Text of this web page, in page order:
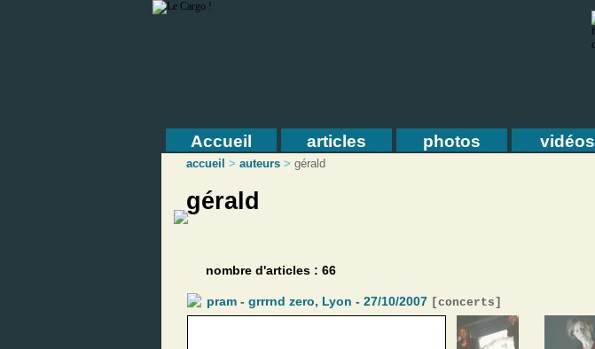
Accueil articles photos vidéos
accueil > auteurs > gérald
gérald
nombre d'articles : 66
pram - grrrnd zero, Lyon - 27/10/2007 [concerts ]